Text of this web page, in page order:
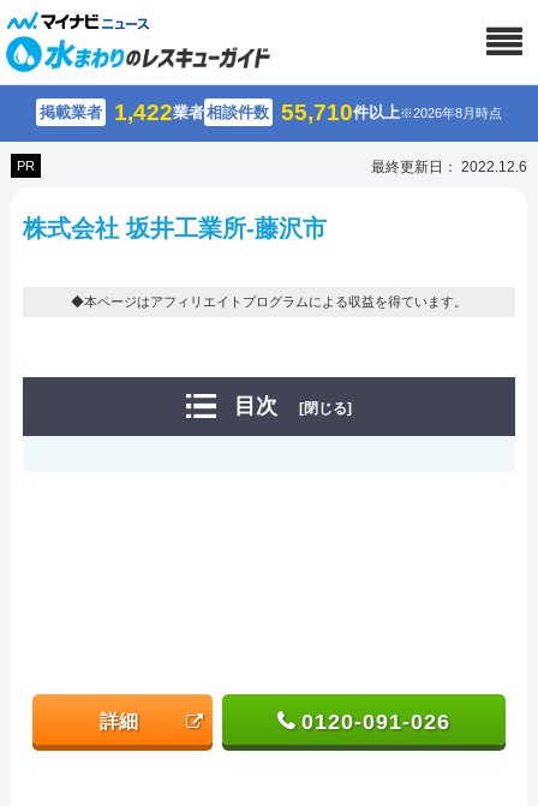
掲載業者 1,422業者相談件数 55,710件以上※2026年8月時点
PR 最終更新日： 2022.12.6
株式会社 坂井工業所-藤沢市
◆本ページはアフィリエイトプログラムによる収益を得ています。
目次 [閉じる]
詳細 0120-091-026